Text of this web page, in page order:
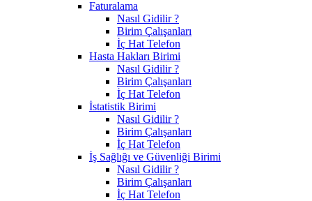
Faturalama
Nasıl Gidilir ?
Birim Çalışanları
İç Hat Telefon
Hasta Hakları Birimi
Nasıl Gidilir ?
Birim Çalışanları
İç Hat Telefon
İstatistik Birimi
Nasıl Gidilir ?
Birim Çalışanları
İç Hat Telefon
İş Sağlığı ve Güvenliği Birimi
Nasıl Gidilir ?
Birim Çalışanları
İç Hat Telefon